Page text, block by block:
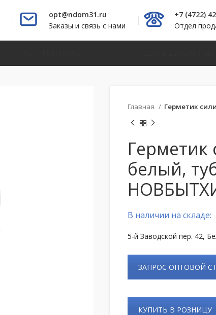
opt@ndom31.ru
Заказы и связь с нами
+7 (4722)
Отдел
Главная Герметик
белый,
В наличии на складе:
5-й Заводской пер. 42,
ЗАПРОС ОПТОВОЙ
КУПИТЬ В РОЗНИЦУ